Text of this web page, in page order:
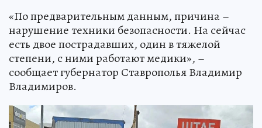
«По предварительным данным, причина –
нарушение техники безопасности. На сейчас
есть двое пострадавших, один в тяжелой
степени, с ними работают медики», –
сообщает губернатор Ставрополья Владимир
Владимиров.